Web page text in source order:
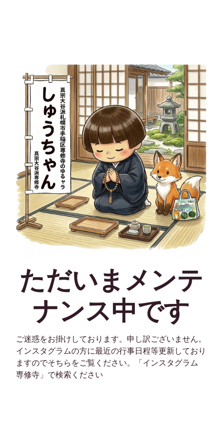
ただいまメンテ
ナンス中です
ご迷惑をお掛けしております。申し訳ございません。
インスタグラムの方に最近の行事日程等更新しており
ますのでそちらをご覧ください。「インスタグラム
専修寺」で検索ください